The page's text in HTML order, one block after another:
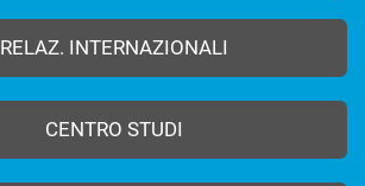
RELAZ. INTERNAZIONALI
CENTRO STUDI